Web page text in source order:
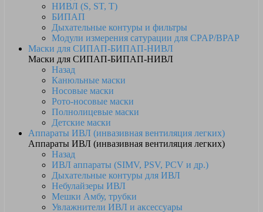
НИВЛ (S, ST, T)
БИПАП
Дыхательные контуры и фильтры
Модули измерения сатурации для CPAP/BPAP
Маски для СИПАП-БИПАП-НИВЛ
Маски для СИПАП-БИПАП-НИВЛ
Назад
Канюльные маски
Носовые маски
Рото-носовые маски
Полнолицевые маски
Детские маски
Аппараты ИВЛ (инвазивная вентиляция легких)
Аппараты ИВЛ (инвазивная вентиляция легких)
Назад
ИВЛ аппараты (SIMV, PSV, PCV и др.)
Дыхательные контуры для ИВЛ
Небулайзеры ИВЛ
Мешки Амбу, трубки
Увлажнители ИВЛ и аксессуары